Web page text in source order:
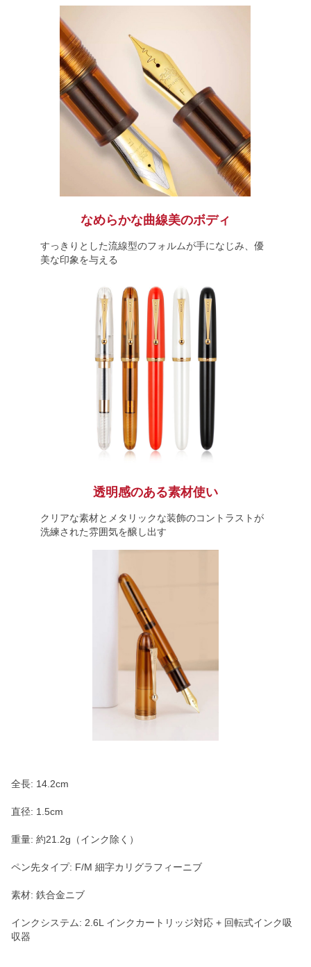
なめらかな曲線美のボディ
すっきりとした流線型のフォルムが手になじみ、優
美な印象を与える
透明感のある素材使い
クリアな素材とメタリックな装飾のコントラストが
洗練された雰囲気を醸し出す
全長: 14.2cm
直径: 1.5cm
重量: 約21.2g（インク除く）
ペン先タイプ: F/M 細字カリグラフィーニブ
素材: 鉄合金ニブ
インクシステム: 2.6L インクカートリッジ対応 + 回転式インク吸
収器